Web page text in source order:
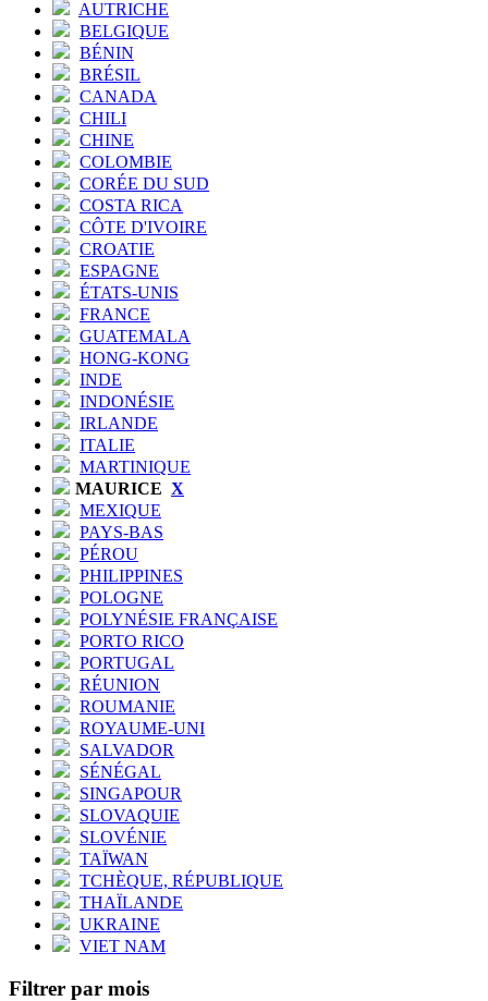
AUTRICHE
BELGIQUE
BÉNIN
BRÉSIL
CANADA
CHILI
CHINE
COLOMBIE
CORÉE DU SUD
COSTA RICA
CÔTE D'IVOIRE
CROATIE
ESPAGNE
ÉTATS-UNIS
FRANCE
GUATEMALA
HONG-KONG
INDE
INDONÉSIE
IRLANDE
ITALIE
MARTINIQUE
MAURICE X
MEXIQUE
PAYS-BAS
PÉROU
PHILIPPINES
POLOGNE
POLYNÉSIE FRANÇAISE
PORTO RICO
PORTUGAL
RÉUNION
ROUMANIE
ROYAUME-UNI
SALVADOR
SÉNÉGAL
SINGAPOUR
SLOVAQUIE
SLOVÉNIE
TAÏWAN
TCHÈQUE, RÉPUBLIQUE
THAÏLANDE
UKRAINE
VIET NAM
Filtrer par mois